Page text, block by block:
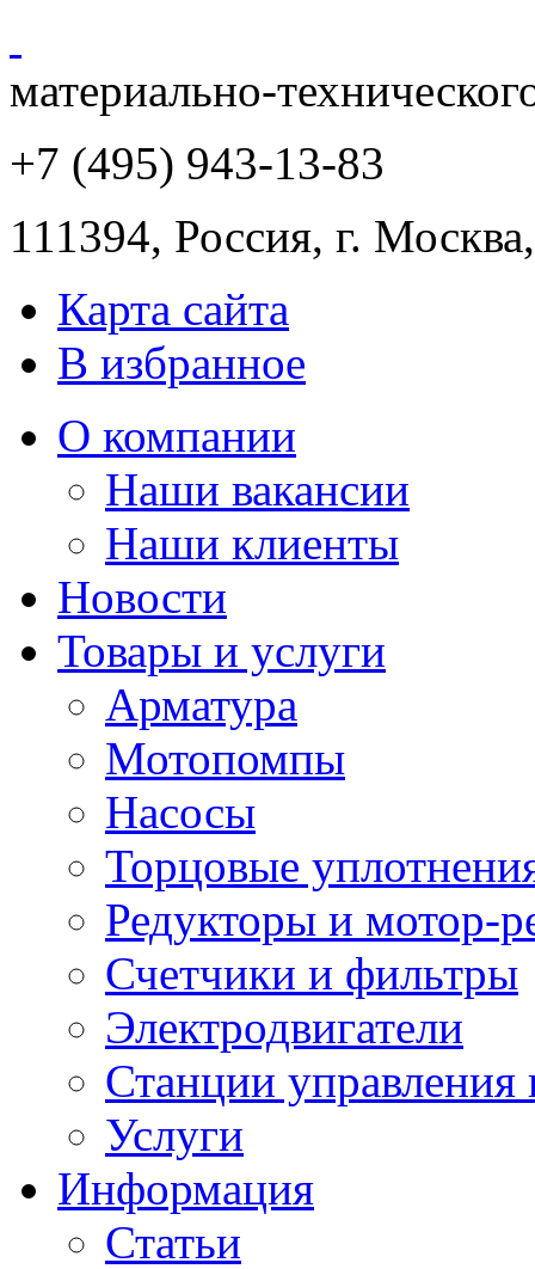
материально-
+7 (495) 943-13-83
111394, Россия, г. Москва
Карта сайта
В избранное
О компании
Наши вакансии
Наши клиенты
Новости
Товары и услуги
Арматура
Мотопомпы
Насосы
Торцовые
Редукторы и мотор-
Счетчики и фильтры
Электродвигатели
Станции управления
Услуги
Информация
Статьи